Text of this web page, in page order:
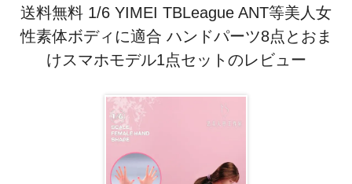
送料無料 1/6 YIMEI TBLeague ANT等美人女
性素体ボディに適合 ハンドパーツ8点とおま
けスマホモデル1点セットのレビュー